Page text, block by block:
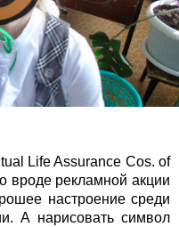
Life Assurance Cos. of
вроде рекламной акции
настроение среди
А нарисовать символ